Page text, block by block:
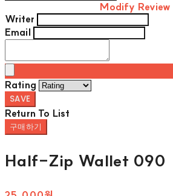
Modify Review
Writer
Email
Rating
SAVE
Return To List
구매하기
Half-Zip Wallet 090